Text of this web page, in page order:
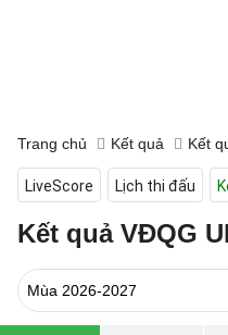
Trang chủ Kết quả Kết
LiveScore Lịch thi đấu
Kết quả VĐQG